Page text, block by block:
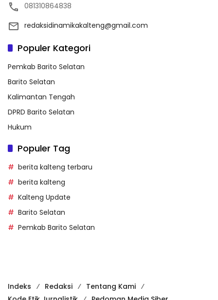
081310864838
redaksidinamikakalteng@gmail.com
Populer Kategori
Pemkab Barito Selatan
Barito Selatan
Kalimantan Tengah
DPRD Barito Selatan
Hukum
Populer Tag
berita kalteng terbaru
berita kalteng
Kalteng Update
Barito Selatan
Pemkab Barito Selatan
Indeks Redaksi
Tentang Kami